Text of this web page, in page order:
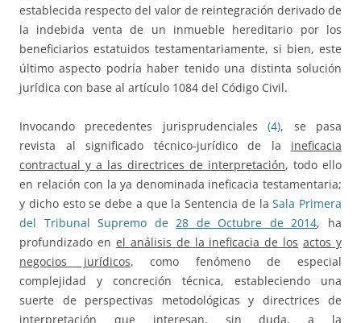
establecida respecto del valor de reintegración derivado de
la indebida venta de un inmueble hereditario por los
beneficiarios estatuidos testamentariamente, si bien, este
último aspecto podría haber tenido una distinta solución
jurídica con base al artículo 1084 del Código Civil.
Invocando precedentes jurisprudenciales(4), se pasa
revista al significado técnico-jurídico de la ineficacia
contractual y a las directrices de interpretación, todo ello
en relación con la ya denominada ineficacia testamentaria;
y dicho esto se debe a que la Sentencia de laSala Primera
del Tribunal Supremo de28 de Octubre de 2014, ha
profundizado en el análisis de la ineficacia de los actos y
negocios jurídicos, como fenómeno de especial
complejidad y concreción técnica, estableciendo una
suerte de perspectivas metodológicas y directrices de
interpretación que interesan, sin duda, a la